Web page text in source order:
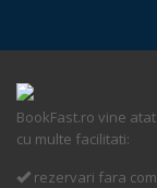
BookFast.ro vine
cu multe facilitati:
rezervari fara